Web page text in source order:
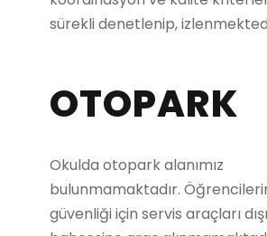
sürekli denetlenip,
OTOPARK
Okulda otopark alanımız
bulunmamaktadır.
güvenliği için servis araçları